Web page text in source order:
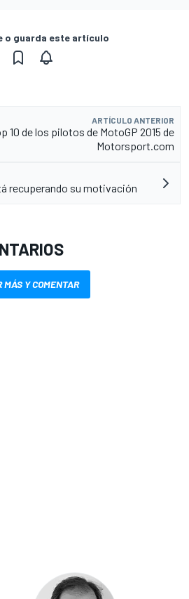
o guarda este artículo
ARTÍCULO ANTERIOR
10 de los pilotos de MotoGP 2015 de
Motorsport.com
recuperando su motivación
MÁS Y COMENTAR